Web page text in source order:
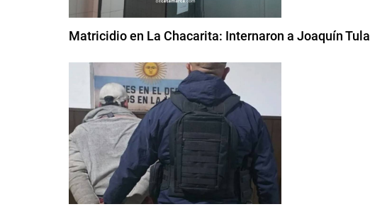
Matricidio en La Chacarita: Internaron a Joaquín Tula